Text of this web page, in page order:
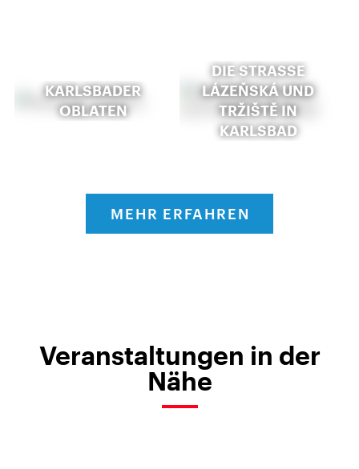
KARLSBADER
OBLATEN
DIE STRASSE L
ÁZEŇSKÁ UND T
RŽIŠTĚ IN K
ARLSBAD
MEHR ERFAHREN
Veranstaltungen in der
Nähe